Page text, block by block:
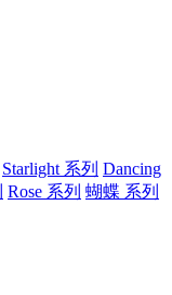
Starlight 系列 Dancing
Rose 系列 蝴蝶 系列